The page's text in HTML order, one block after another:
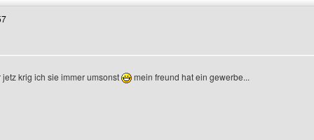
krig ich sie immer umsonst mein freund hat ein gewerbe...